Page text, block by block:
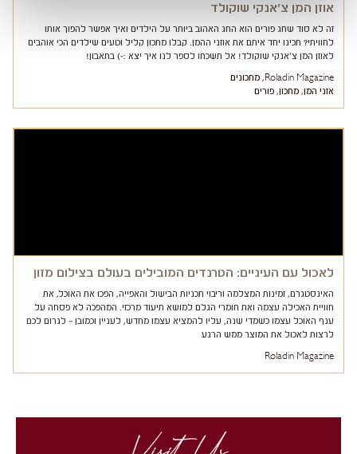
אוזן המן צ'אנקי שוקולד
זה לא סוד שחג פורים הוא החג האהוב ביותר על הילדים ואיך אפשר להפוך אותו
לחוויתי? תכינו יחד איתם את אוזני ההמן. קבלו מתכון קליל וטעים שילדים הכי אוהבים
לאוזן המן צ'אנקי שוקולד! אל תשכחו לספר לנו איך יצא :-) בתאבון!
Roladin Magazine
,מתכונים
אזני המן,מתכון,פורים
לאכול עם העיניים: הטרנדים המובילים בעולם בצילום מזון
האינסטגרם, זמינות המצלמה וריבוי תכניות הבישול והאפייה, הפכו את האוכל, את
חוויית האכילה עצמה ואת חומרי הגלם למושא תיעוד מרכזי. המהפכה לא פסחה על
ענף האוכל עצמו כשמדי שנה, עליו להמציא עצמו מחדש, לעניין וכמובן – לגרום לכם
לרצות לאכול את המוצר ממש הרגע
Roladin Magazine